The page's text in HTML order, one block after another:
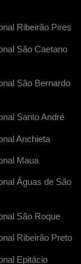
Ribeirão Pires
São Caetano
São Bernardo
Santo André
Anchieta
Maua
Águas de São
São Roque
Ribeirão Preto
Epitácio